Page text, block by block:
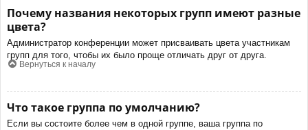
Почему названия некоторых групп имеют разные
цвета?
Администратор конференции может присваивать цвета участникам
групп для того, чтобы их было проще отличать друг от друга.
Вернуться к началу
Что такое группа по умолчанию?
Если вы состоите более чем в одной группе, ваша группа по